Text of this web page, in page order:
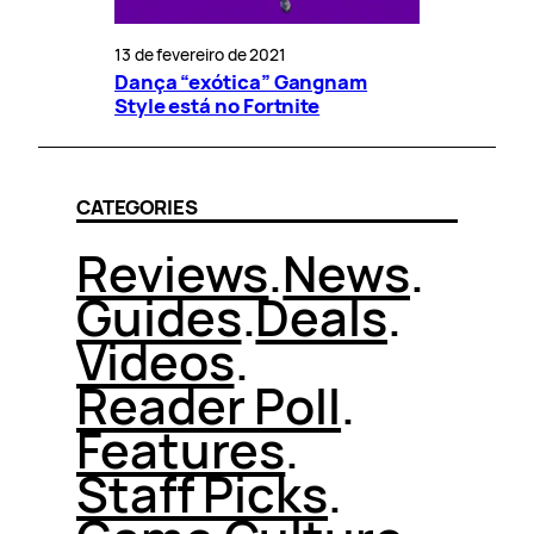
13 de fevereiro de 2021
Dança “exótica” Gangnam
Style está no Fortnite
CATEGORIES
Reviews.News.
Guides.Deals.
Videos.
Reader Poll.
Features.
Staff Picks.